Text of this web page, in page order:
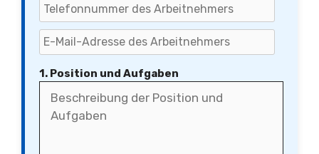
1. Position und Aufgaben